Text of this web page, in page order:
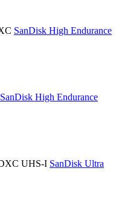
SanDisk High Endurance
SanDisk High Endurance
SanDisk Ultra